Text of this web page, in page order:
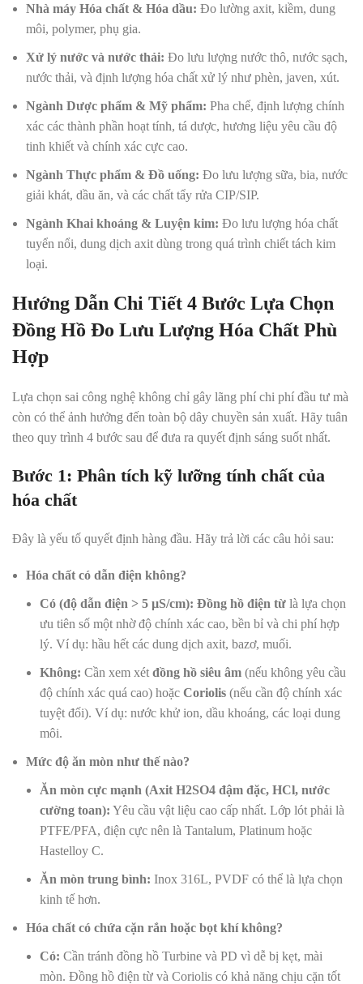
Nhà máy Hóa chất & Hóa dầu: Đo lường axit, kiềm, dung
môi, polymer, phụ gia.
Xử lý nước và nước thải: Đo lưu lượng nước thô, nước sạch,
nước thải, và định lượng hóa chất xử lý như phèn, javen, xút.
Ngành Dược phẩm & Mỹ phẩm: Pha chế, định lượng chính
xác các thành phần hoạt tính, tá dược, hương liệu yêu cầu độ
tinh khiết và chính xác cực cao.
Ngành Thực phẩm & Đồ uống: Đo lưu lượng sữa, bia, nước
giải khát, dầu ăn, và các chất tẩy rửa CIP/SIP.
Ngành Khai khoáng & Luyện kim: Đo lưu lượng hóa chất
tuyển nổi, dung dịch axit dùng trong quá trình chiết tách kim
loại.
Hướng Dẫn Chi Tiết 4 Bước Lựa Chọn
Đồng Hồ Đo Lưu Lượng Hóa Chất Phù
Hợp
Lựa chọn sai công nghệ không chỉ gây lãng phí chi phí đầu tư mà
còn có thể ảnh hưởng đến toàn bộ dây chuyền sản xuất. Hãy tuân
theo quy trình 4 bước sau để đưa ra quyết định sáng suốt nhất.
Bước 1: Phân tích kỹ lưỡng tính chất của
hóa chất
Đây là yếu tố quyết định hàng đầu. Hãy trả lời các câu hỏi sau:
Hóa chất có dẫn điện không?
Có (độ dẫn điện > 5 µS/cm): Đồng hồ điện từ là lựa chọn
ưu tiên số một nhờ độ chính xác cao, bền bỉ và chi phí hợp
lý. Ví dụ: hầu hết các dung dịch axit, bazơ, muối.
Không: Cần xem xét đồng hồ siêu âm (nếu không yêu cầu
độ chính xác quá cao) hoặc Coriolis (nếu cần độ chính xác
tuyệt đối). Ví dụ: nước khử ion, dầu khoáng, các loại dung
môi.
Mức độ ăn mòn như thế nào?
Ăn mòn cực mạnh (Axit H2SO4 đậm đặc, HCl, nước
cường toan): Yêu cầu vật liệu cao cấp nhất. Lớp lót phải là
PTFE/PFA, điện cực nên là Tantalum, Platinum hoặc
Hastelloy C.
Ăn mòn trung bình: Inox 316L, PVDF có thể là lựa chọn
kinh tế hơn.
Hóa chất có chứa cặn rắn hoặc bọt khí không?
Có: Cần tránh đồng hồ Turbine và PD vì dễ bị kẹt, mài
mòn. Đồng hồ điện từ và Coriolis có khả năng chịu cặn tốt